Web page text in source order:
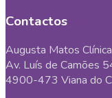
Contactos
Augusta Matos
Av. Luís de Camões
4900-473 Viana do